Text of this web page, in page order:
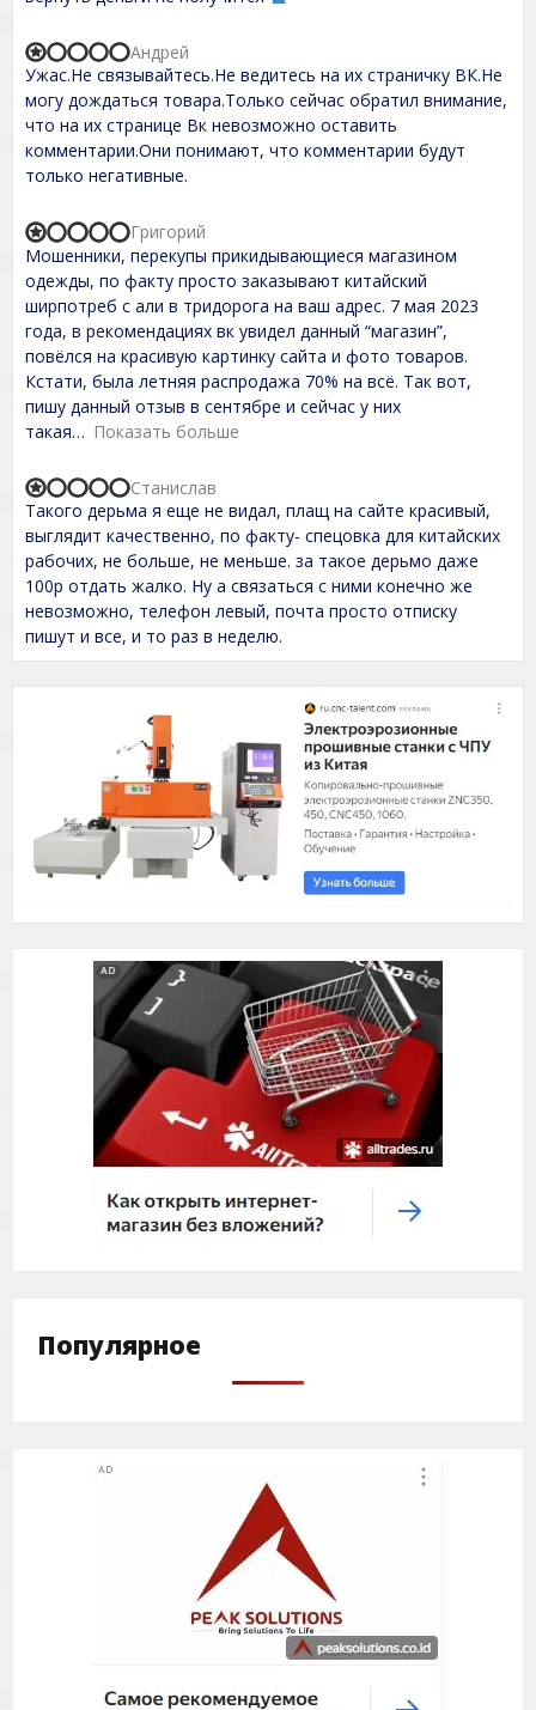
0
o
u
t
o
f
5
R
a
t
e
d
1
,
u
t
o
f
5
Ужас.Не связывайтесь.Не ведитесь на их страничку ВК.Не
могу дождаться товара.Только сейчас обратил внимание,
что на их странице Вк невозможно оставить
комментарии.Они понимают, что комментарии будут
только негативные.
Андрей
R
a
t
e
d
1
,
0
o
u
t
5
Мошенники, перекупы прикидывающиеся магазином
одежды, по факту просто заказывают китайский
ширпотреб с али в тридорога на ваш адрес. 7 мая 2023
года, в рекомендациях вк увидел данный “магазин”,
повёлся на красивую картинку сайта и фото товаров.
Кстати, была летняя распродажа 70% на всё. Так вот,
пишу данный отзыв в сентябре и сейчас у них
такая
Показать больше
Григорий
R
a
t
e
d
1
,
0
o
u
t
Такого дерьма я еще не видал, плащ на сайте красивый,
выглядит качественно, по факту- спецовка для китайских
рабочих, не больше, не меньше. за такое дерьмо даже
100р отдать жалко. Ну а связаться с ними конечно же
невозможно, телефон левый, почта просто отписку
пишут и все, и то раз в неделю.
Станислав
Популярное